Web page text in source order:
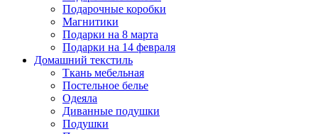
Подарочные коробки
Магнитики
Подарки на 8 марта
Подарки на 14 февраля
Домашний текстиль
Ткань мебельная
Постельное белье
Одеяла
Диванные подушки
Подушки